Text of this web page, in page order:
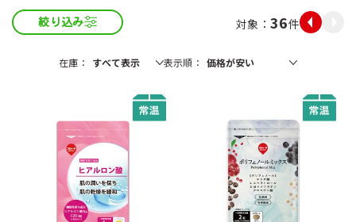
絞り込み 36件
在庫 表示順